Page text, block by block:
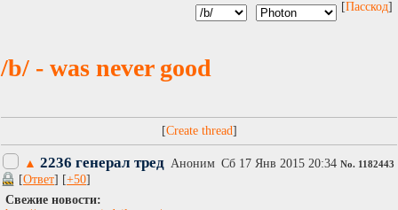
[Пасскод]
/b/ - was never good
[ ]
▲ 2236 генерал тред Аноним Сб 17 Янв 2015 20:34 No. 1182443
[Ответ] [+50]
Свежие новости: